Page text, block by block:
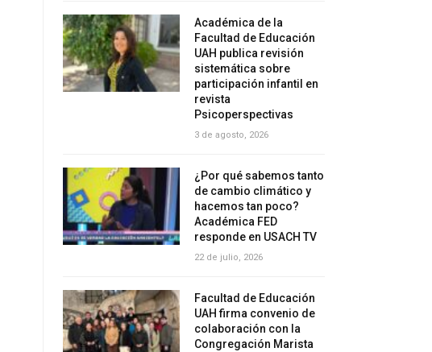
Académica de la
Facultad de Educación
UAH publica revisión
sistemática sobre
participación infantil en
revista
Psicoperspectivas
3 de agosto, 2026
¿Por qué sabemos tanto
de cambio climático y
hacemos tan poco?
Académica FED
responde en USACH TV
22 de julio, 2026
Facultad de Educación
UAH firma convenio de
colaboración con la
Congregación Marista